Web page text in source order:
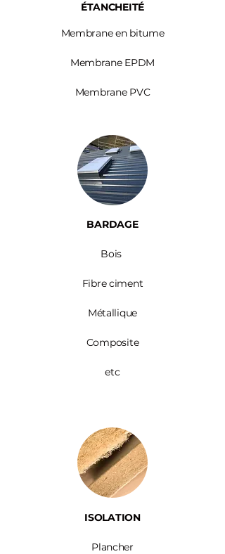
ÉTANCHEITÉ
Membrane en bitume
Membrane EPDM
Membrane PVC
BARDAGE​
Bois ​
Fibre ciment
Métallique
Composite
etc
ISOLATION
Plancher